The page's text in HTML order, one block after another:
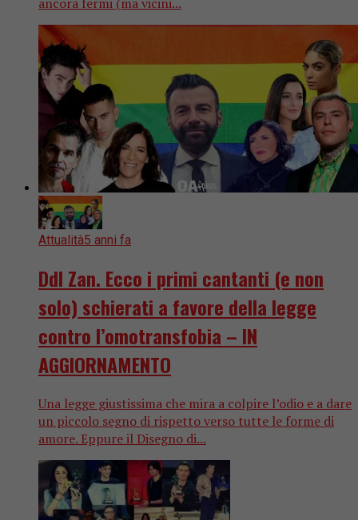
Attualità5 anni fa
Ddl Zan. Ecco i primi cantanti (e non
solo) schierati a favore della legge
contro l’omotransfobia – IN
AGGIORNAMENTO
Una legge giustissima che mira a colpire l’odio e a dare
un piccolo segno di rispetto verso tutte le forme di
amore. Eppure il Disegno di...